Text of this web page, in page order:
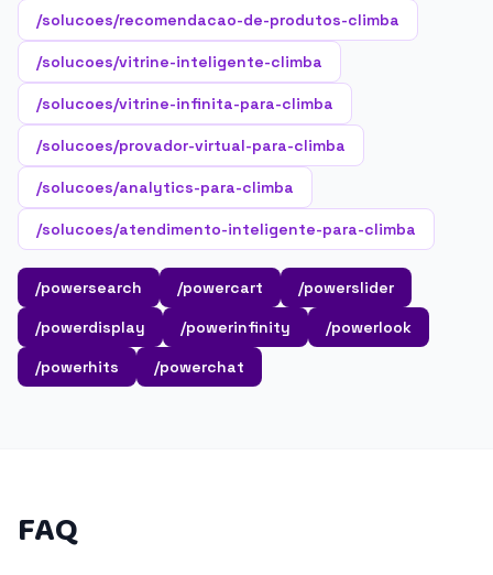
/solucoes/recomendacao-de-produtos-climba
/solucoes/vitrine-inteligente-climba
/solucoes/vitrine-infinita-para-climba
/solucoes/provador-virtual-para-climba
/solucoes/analytics-para-climba
/solucoes/atendimento-inteligente-para-climba
/powersearch /powercart
/powerslider
/powerdisplay
/powerinfinity
/powerlook
/powerhits
/powerchat
FAQ